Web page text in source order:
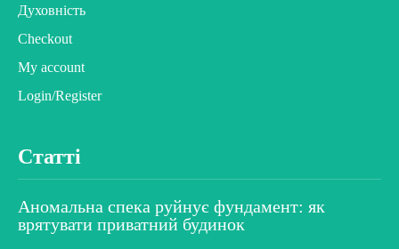
Духовність
Checkout
My account
Login/Register
Статті
Аномальна спека руйнує фундамент: як
врятувати приватний будинок